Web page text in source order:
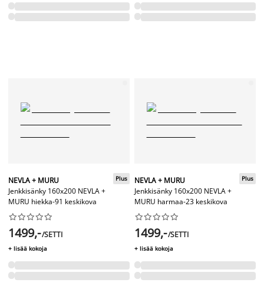
NEVLA + MURU
Jenkkisänky 160x200 NEVLA +
MURU hiekka-91 keskikova
Plus






1499,-/SETTI
+ lisää kokoja
NEVLA + MURU
Jenkkisänky 160x200 NEVLA +
MURU harmaa-23 keskikova
Plus






1499,-/SETTI
+ lisää kokoja